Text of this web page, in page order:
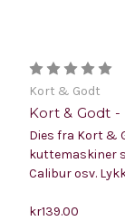
Kort & Godt
Kort & Godt
Dies fra Kort &
kuttemaskiner
Calibur osv.
kr139.00